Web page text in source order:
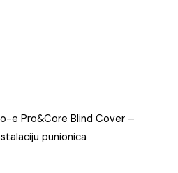
e Pro&Core Blind Cover –
punionica